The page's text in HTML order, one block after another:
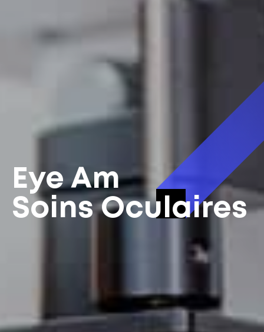
Eye Am
Soins Oculaires